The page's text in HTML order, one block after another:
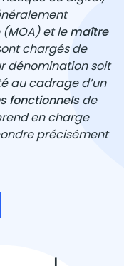
(MOA) et lemaître
chargés de
dénomination soit
au cadrage d’un
fonctionnelsde
en charge
précisément